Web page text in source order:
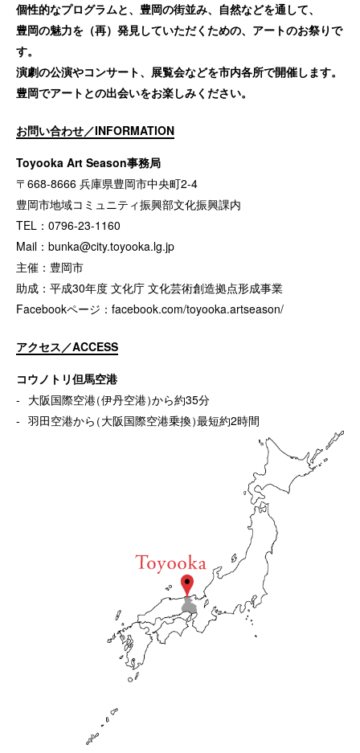
個性的なプログラムと、豊岡の街並み、自然などを通して、
豊岡の魅力を（再）発見していただくための、アートのお祭りで
す。
演劇の公演やコンサート、展覧会などを市内各所で開催します。
豊岡でアートとの出会いをお楽しみください。
お問い合わせ／INFORMATION
Toyooka Art Season事務局
〒668-8666 兵庫県豊岡市中央町2-4
豊岡市地域コミュニティ振興部文化振興課内
TEL：0796-23-1160
Mail： bunka@city.toyooka.lg.jp
主催：豊岡市
助成：平成30年度 文化庁 文化芸術創造拠点形成事業
Facebookページ： facebook.com/toyooka.artseason/
アクセス／ACCESS
コウノトリ但馬空港
大阪国際空港（伊丹空港）から約35分
羽田空港から（大阪国際空港乗換）最短約2時間